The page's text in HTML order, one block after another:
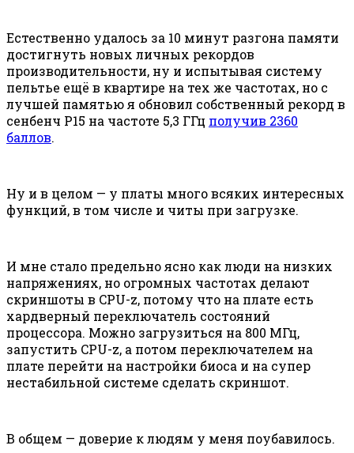
Естественно удалось за 10 минут разгона памяти
достигнуть новых личных рекордов
производительности, ну и испытывая систему
пельтье ещё в квартире на тех же частотах, но с
лучшей памятью я обновил собственный рекорд в
сенбенч Р15 на частоте 5,3 ГГц получив 2360
баллов.
Ну и в целом — у платы много всяких интересных
функций, в том числе и читы при загрузке.
И мне стало предельно ясно как люди на низких
напряжениях, но огромных частотах делают
скриншоты в CPU-z, потому что на плате есть
хардверный переключатель состояний
процессора. Можно загрузиться на 800 МГц,
запустить CPU-z, а потом переключателем на
плате перейти на настройки биоса и на супер
нестабильной системе сделать скриншот.
В общем — доверие к людям у меня поубавилось.